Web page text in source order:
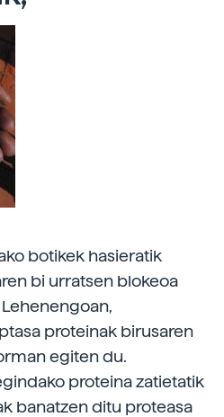
botikek hasieratik
bi urratsen blokeoa
proteinak birusaren
egiten du.
proteina zatietatik
banatzen ditu proteasa